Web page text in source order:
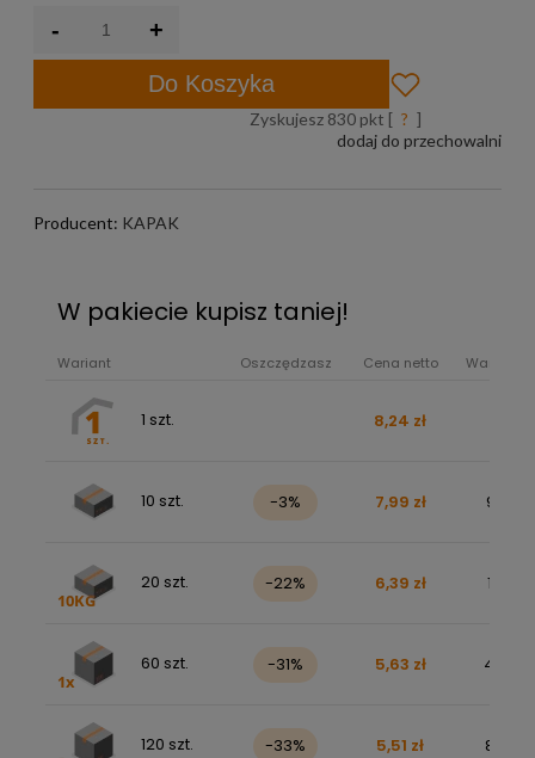
- +
Do Koszyka
Zyskujesz 830 pkt [ ? ]
dodaj do przechowalni
Producent: KAPAK
W pakiecie kupisz taniej!
Wariant Oszczędzasz Cena netto Wartość
1 szt. 8,24 zł
10 szt. -3% 7,99 zł 98,32
20 szt. -22% 6,39 zł 157,31
60 szt. -31% 5,63 zł 415,29
120 szt. -33% 5,51 zł 813,97